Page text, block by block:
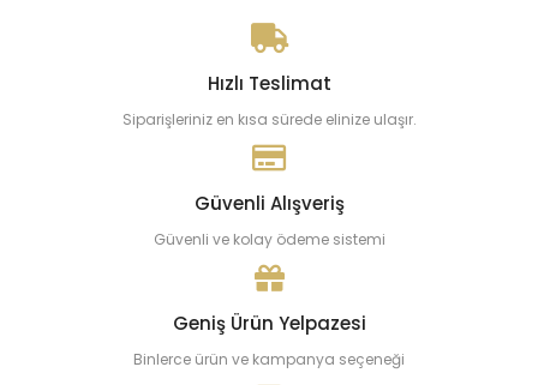
Hızlı Teslimat
Siparişleriniz en kısa sürede elinize ulaşır.
Güvenli Alışveriş
Güvenli ve kolay ödeme sistemi
Geniş Ürün Yelpazesi
Binlerce ürün ve kampanya seçeneği